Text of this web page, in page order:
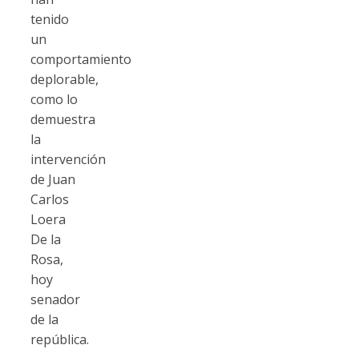
tenido
un
comportamiento
deplorable,
como lo
demuestra
la
intervención
de Juan
Carlos
Loera
De la
Rosa,
hoy
senador
de la
república.